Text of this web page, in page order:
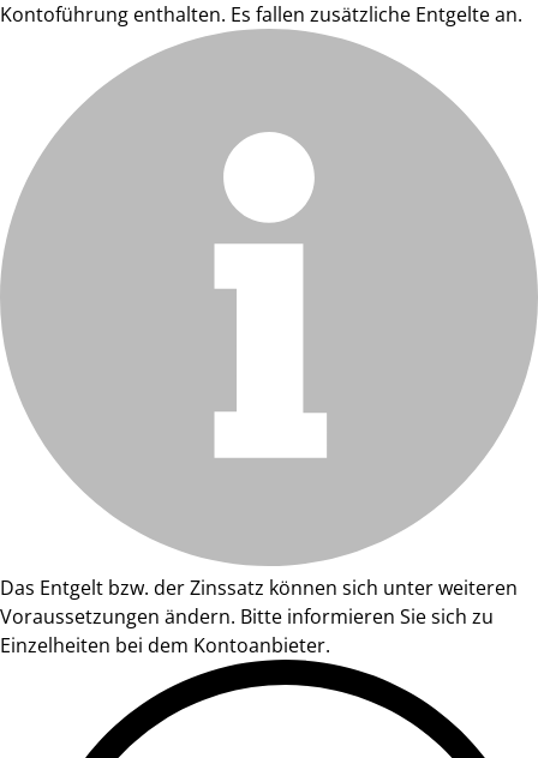
Kontoführung enthalten. Es fallen zusätzliche Entgelte an.
Das Entgelt bzw. der Zinssatz können sich unter weiteren
Voraussetzungen ändern. Bitte informieren Sie sich zu
Einzelheiten bei dem Kontoanbieter.